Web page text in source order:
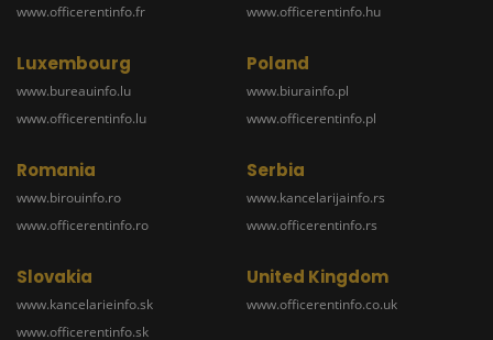
www.officerentinfo.fr
www.officerentinfo.hu
Luxembourg
www.bureauinfo.lu
www.officerentinfo.lu
Poland
www.biurainfo.pl
www.officerentinfo.pl
Romania
www.birouinfo.ro
www.officerentinfo.ro
Serbia
www.kancelarijainfo.rs
www.officerentinfo.rs
Slovakia
www.kancelarieinfo.sk
www.officerentinfo.sk
United Kingdom
www.officerentinfo.co.uk